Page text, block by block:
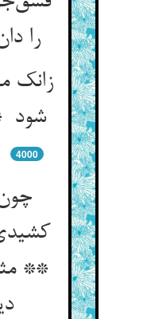
زانک
شود
4000
**
دیوثی و بیش